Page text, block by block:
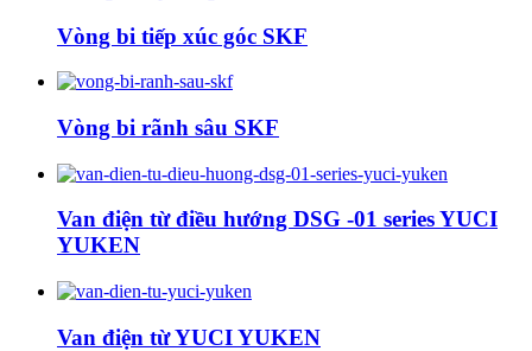
Vòng bi tiếp xúc góc SKF
Vòng bi rãnh sâu SKF
Van điện từ điều hướng DSG -01 series YUCI
YUKEN
Van điện từ YUCI YUKEN